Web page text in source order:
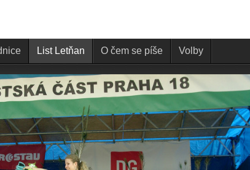
List Letňan O čem se píše Volby